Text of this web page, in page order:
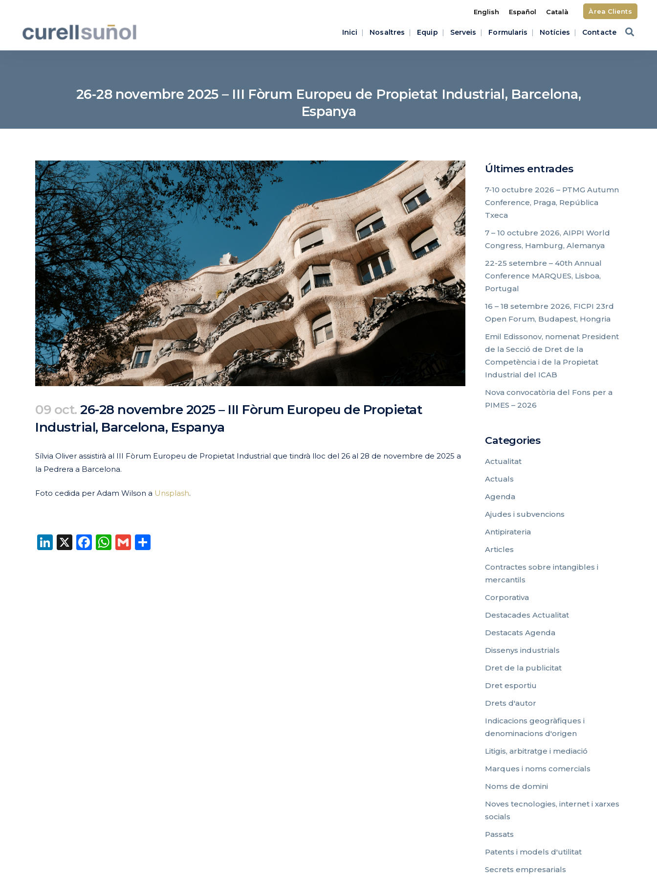
English Español Català Àrea Clients
Inici Nosaltres Equip Serveis Formularis Notícies Contacte
26-28 novembre 2025 – III Fòrum Europeu de Propietat Industrial, Barcelona,
Espanya
09 oct. 26-28 novembre 2025 – III Fòrum Europeu de Propietat
Industrial, Barcelona, Espanya
Sílvia Oliver assistirà al III Fòrum Europeu de Propietat Industrial que tindrà lloc del 26 al 28 de novembre de 2025 a
la Pedrera a Barcelona.
Foto cedida per Adam Wilson a Unsplash.
LinkedIn
X Facebook
WhatsApp
Gmail
Últimes entrades
7-10 octubre 2026 – PTMG Autumn
Conference, Praga, República
Txeca
7 – 10 octubre 2026, AIPPI World
Congress, Hamburg, Alemanya
22-25 setembre – 40th Annual
Conference MARQUES, Lisboa,
Portugal
16 – 18 setembre 2026, FICPI 23rd
Open Forum, Budapest, Hongria
Emil Edissonov, nomenat President
de la Secció de Dret de la
Competència i de la Propietat
Industrial del ICAB
Nova convocatòria del Fons per a
PIMES – 2026
Categories
Actualitat
Actuals
Agenda
Ajudes i subvencions
Antipirateria
Articles
Contractes sobre intangibles i
mercantils
Corporativa
Destacades Actualitat
Destacats Agenda
Dissenys industrials
Dret de la publicitat
Dret esportiu
Drets d'autor
Indicacions geogràfiques i
denominacions d'origen
Litigis, arbitratge i mediació
Marques i noms comercials
Noms de domini
Noves tecnologies, internet i xarxes
socials
Passats
Patents i models d'utilitat
Secrets empresarials